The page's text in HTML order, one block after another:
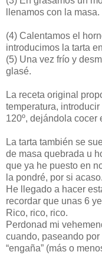
llenamos con la masa.
(4) Calentamos el
introducimos la tarta
(5) Una vez frío y
glasé.
La receta original
temperatura,
120º, dejándola cocer
La tarta también se
de masa quebrada u
que ya he puesto en
la pondré, por si acaso.
He llegado a hacer
recordar que unas 6
Rico, rico, rico.
Perdonad mi
cuando, paseando
“engaña” (más o